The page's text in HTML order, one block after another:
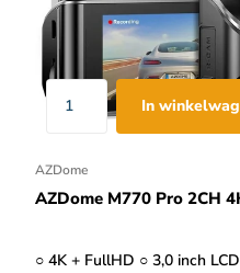
Sommige dashcam
altijd beschikbaar voor
terug te kijken of
incidenten en Cloud
In
AZDome
AZDome M770 Pro 2CH
○ 4K + FullHD ○ 3,0 inch